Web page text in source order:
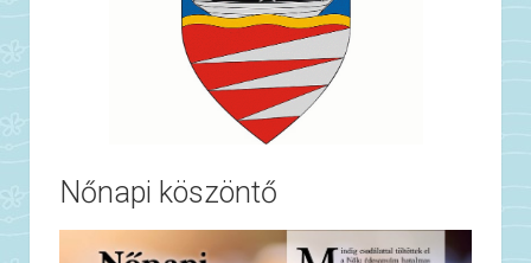
Nőnapi köszöntő